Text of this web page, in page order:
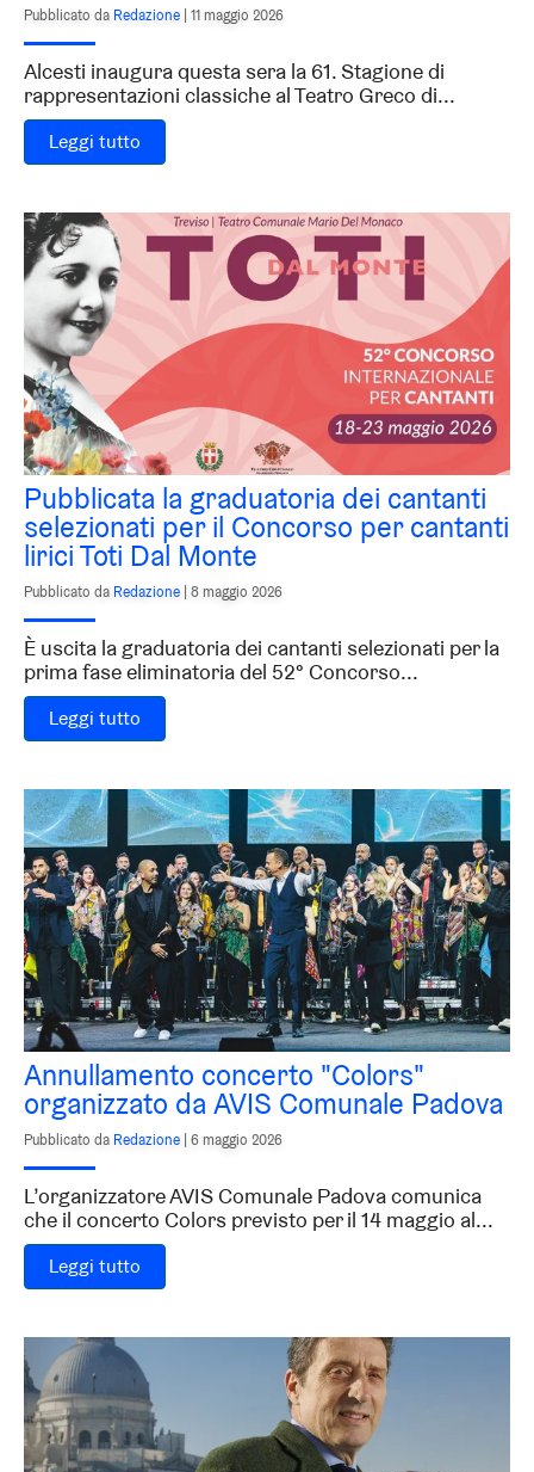
Pubblicato da Redazione 11 maggio 2026
Alcesti inaugura questa sera la 61. Stagione di
rappresentazioni classiche al Teatro Greco di...
Leggi tutto
Pubblicata la graduatoria dei cantanti
selezionati per il Concorso per cantanti
lirici Toti Dal Monte
Pubblicato da Redazione 8 maggio 2026
È uscita la graduatoria dei cantanti selezionati per la
prima fase eliminatoria del 52° Concorso...
Leggi tutto
Annullamento concerto "Colors"
organizzato da AVIS Comunale Padova
Pubblicato da Redazione 6 maggio 2026
L’organizzatore AVIS Comunale Padova comunica
che il concerto Colors previsto per il 14 maggio al...
Leggi tutto